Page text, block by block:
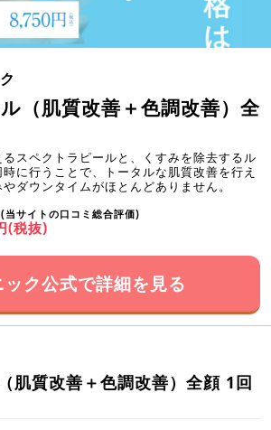
（肌質改善＋色調改善）全
スペクトラピールと、くすみを除去するル
に行うことで、トータルな肌質改善を行え
ダウンタイムがほとんどありません。
当サイトの口コミ総合評価)
(税抜)
ック公式で詳細を見る
肌質改善＋色調改善）全顔 1回